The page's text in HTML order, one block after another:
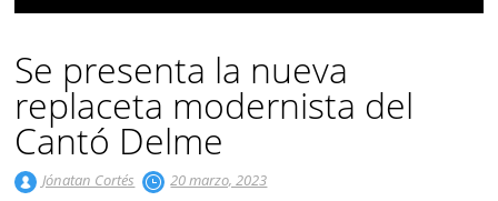
Se presenta la nueva
replaceta modernista del
Cantó Delme
Jónatan Cortés 20 marzo, 2023